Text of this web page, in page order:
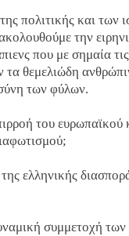
πολιτικής και των
την
που με σημαία
τα θεμελιώδη
των φύλων.
του ευρωπαϊκού
ελληνικής
συμμετοχή